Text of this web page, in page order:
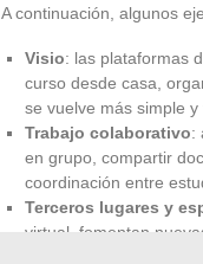
A continuación, algunos
Visio: las plataformas
curso desde casa,
se vuelve más simple y
Trabajo colaborativo:
en grupo, compartir
coordinación entre
Terceros lugares y
virtual, fomentan